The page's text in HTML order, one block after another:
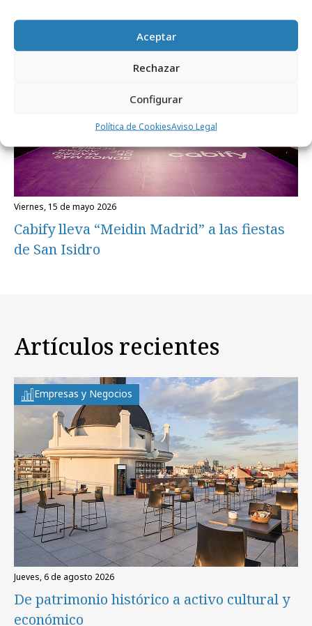
Aceptar
Rechazar
Configurar
Política de CookiesAviso Legal
Campañas
viernes, 15 de mayo 2026
Cabify lleva “Meidin Madrid” a las fiestas
de San Isidro
Artículos recientes
Empresas y Negocios
jueves, 6 de agosto 2026
De patrimonio histórico a activo cultural y
económico